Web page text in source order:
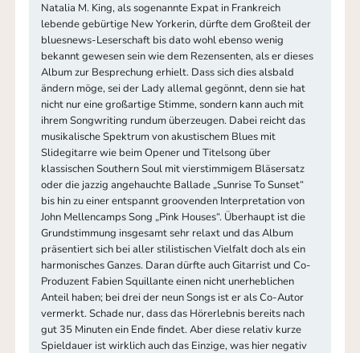
Natalia M. King, als sogenannte Expat in Frankreich
lebende gebürtige New Yorkerin, dürfte dem Großteil der
bluesnews-Leserschaft bis dato wohl ebenso wenig
bekannt gewesen sein wie dem Rezensenten, als er dieses
Album zur Besprechung erhielt. Dass sich dies alsbald
ändern möge, sei der Lady allemal gegönnt, denn sie hat
nicht nur eine großartige Stimme, sondern kann auch mit
ihrem Songwriting rundum überzeugen. Dabei reicht das
musikalische Spektrum von akustischem Blues mit
Slidegitarre wie beim Opener und Titelsong über
klassischen Southern Soul mit vierstimmigem Bläsersatz
oder die jazzig angehauchte Ballade „Sunrise To Sunset“
bis hin zu einer entspannt groovenden Interpretation von
John Mellencamps Song „Pink Houses“. Überhaupt ist die
Grundstimmung insgesamt sehr relaxt und das Album
präsentiert sich bei aller stilistischen Vielfalt doch als ein
harmonisches Ganzes. Daran dürfte auch Gitarrist und Co-
Produzent Fabien Squillante einen nicht unerheblichen
Anteil haben; bei drei der neun Songs ist er als Co-Autor
vermerkt. Schade nur, dass das Hörerlebnis bereits nach
gut 35 Minuten ein Ende findet. Aber diese relativ kurze
Spieldauer ist wirklich auch das Einzige, was hier negativ